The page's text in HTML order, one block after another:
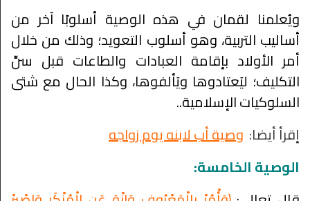
ويُعلمنا لقمان في هذه الوصية أسلوبًا آخر من
أساليب التربية، وهو أسلوب التعويد؛ وذلك من خلال
أمر الأولاد بإقامة العبادات والطاعات قبل سنِّ
التكليف؛ ليَعتادوها ويَألفوها، وكذا الحال مع شتى
السلوكيات الإسلامية..
إقرأأيضا: وصية أب لابنه يوم زواجه
الوصية الخامسة: